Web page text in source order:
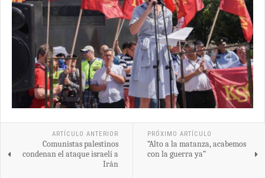
ARTÍCULO ANTERIOR
Comunistas palestinos
condenan el ataque israelí a
Irán
PRÓXIMO ARTÍCULO
“Alto a la matanza, acabemos
con la guerra ya”